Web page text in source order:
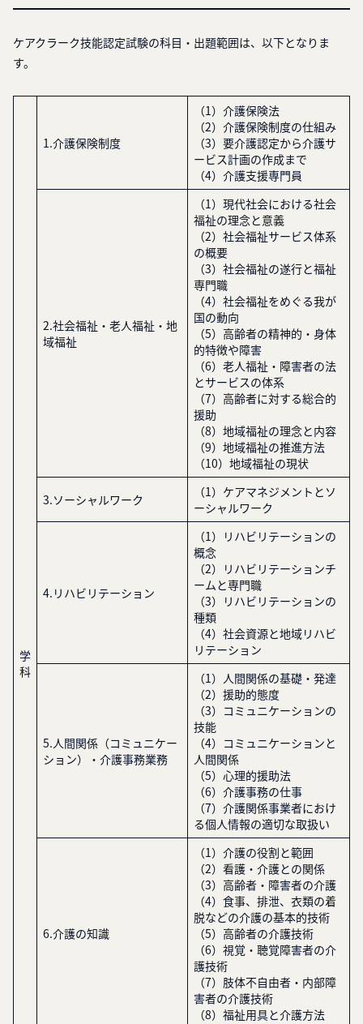
ケアクラーク技能認定試験の科目・出題範囲は、以下となりま
す。
学
科
1.介護保険制度
（1）介護保険法
（2）介護保険制度の仕組み
（3）要介護認定から介護サ
ービス計画の作成まで
（4）介護支援専門員
2.社会福祉・老人福祉・地
域福祉
（1）現代社会における社会
福祉の理念と意義
（2）社会福祉サービス体系
の概要
（3）社会福祉の遂行と福祉
専門職
（4）社会福祉をめぐる我が
国の動向
（5）高齢者の精神的・身体
的特徴や障害
（6）老人福祉・障害者の法
とサービスの体系
（7）高齢者に対する総合的
援助
（8）地域福祉の理念と内容
（9）地域福祉の推進方法
（10）地域福祉の現状
3.ソーシャルワーク
（1）ケアマネジメントとソ
ーシャルワーク
4.リハビリテーション
（1）リハビリテーションの
概念
（2）リハビリテーションチ
ームと専門職
（3）リハビリテーションの
種類
（4）社会資源と地域リハビ
リテーション
5.人間関係（コミュニケー
ション）・介護事務業務
（1）人間関係の基礎・発達
（2）援助的態度
（3）コミュニケーションの
技能
（4）コミュニケーションと
人間関係
（5）心理的援助法
（6）介護事務の仕事
（7）介護関係事業者におけ
る個人情報の適切な取扱い
6.介護の知識
（1）介護の役割と範囲
（2）看護・介護との関係
（3）高齢者・障害者の介護
（4）食事、排泄、衣類の着
脱などの介護の基本的技術
（5）高齢者の介護技術
（6）視覚・聴覚障害者の介
護技術
（7）肢体不自由者・内部障
害者の介護技術
（8）福祉用具と介護方法